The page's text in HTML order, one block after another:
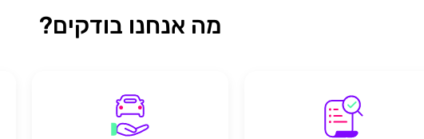
מה אנחנו בודקים?